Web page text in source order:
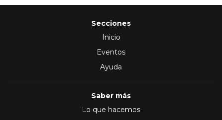
Secciones
Inicio
Eventos
Ayuda
Saber más
Lo que hacemos